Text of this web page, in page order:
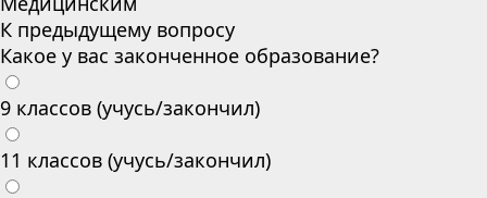
К предыдущему вопросу
Какое у вас законченное образование?
9 классов (учусь/закончил)
11 классов (учусь/закончил)